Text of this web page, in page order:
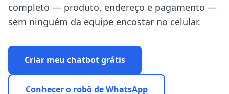
completo — produto, endereço e pagamento —
sem ninguém da equipe encostar no celular.
Criar meu chatbot grátis
Conhecer o robô de WhatsApp